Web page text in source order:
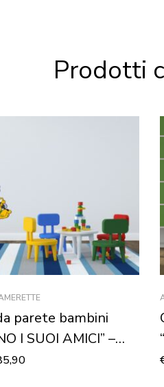
Prodotti
parete bambini
I SUOI AMICI” –